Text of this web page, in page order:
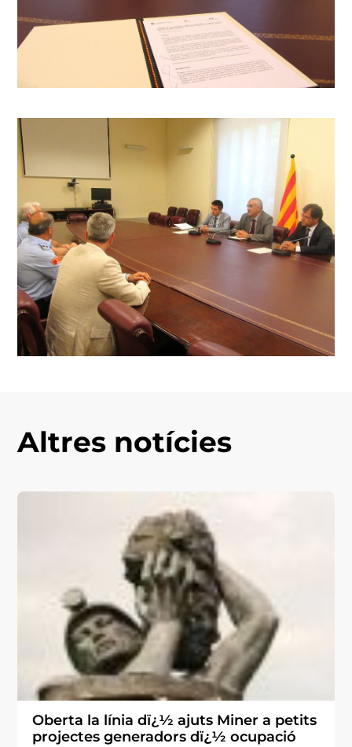
Altres notícies
Oberta la línia dï¿½ ajuts Miner a petits
projectes generadors dï¿½ ocupació